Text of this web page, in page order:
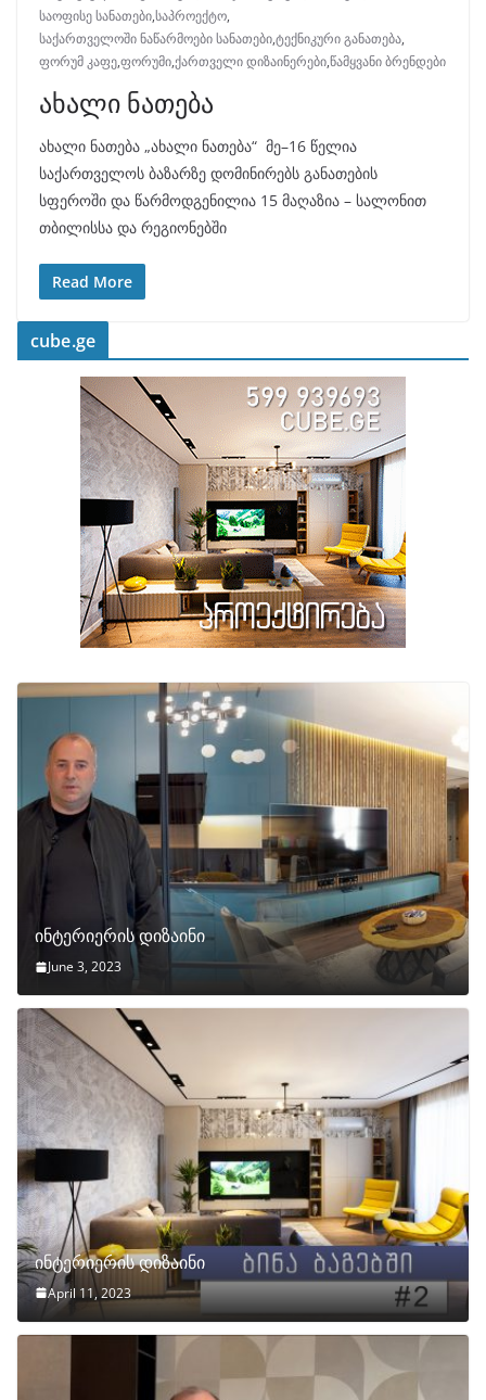
საოფისე სანათები,საპროექტო,
საქართველოში ნაწარმოები სანათები,ტექნიკური განათება,
ფორუმ კაფე,ფორუმი,ქართველი დიზაინერები,წამყვანი ბრენდები
ახალი ნათება
ახალი ნათება „ახალი ნათება“ მე–16 წელია
საქართველოს ბაზარზე დომინირებს განათების
სფეროში და წარმოდგენილია 15 მაღაზია – სალონით
თბილისსა და რეგიონებში
Read More
cube.ge
ინტერიერის დიზაინი
June 3, 2023
ინტერიერის დიზაინი
April 11, 2023